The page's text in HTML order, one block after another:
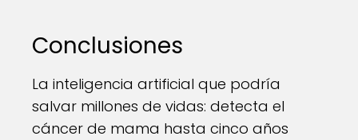
Conclusiones
La inteligencia artificial que podría
salvar millones de vidas: detecta el
cáncer de mama hasta cinco años